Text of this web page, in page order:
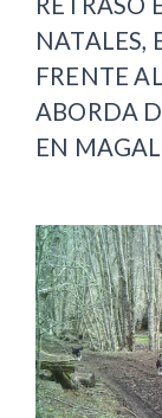
NATALES,
FRENTE
ABORDA
EN